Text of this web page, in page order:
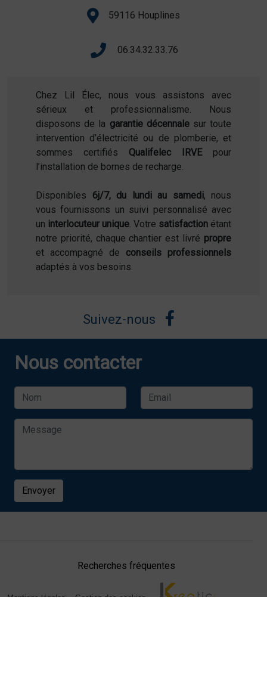
59116 Houplines
06.34.32.33.76
Chez Lil Élec, nous vous assistons avec
sérieux et professionnalisme. Nous
disposons de la garantie décennalesur toute
intervention d’électricité ou de plomberie, et
sommes certifiés Qualifelec IRVEpour
l’installation de bornes de recharge.
Disponibles 6j/7, du lundi au samedi, nous
vous fournissons un suivi personnalisé avec
un interlocuteur unique. Votre satisfaction étant
notre priorité, chaque chantier est livré propre
et accompagné de conseils professionnels
adaptés à vos besoins.
Suivez-nous
Nous contacter
Envoyer
Recherches fréquentes
Mentions légales Gestion des cookies